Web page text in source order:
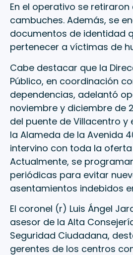
En el operativo se
cambuches. Además, se
documentos de identidad
pertenecer a víctimas de
Cabe destacar que la
Público, en coordinación
dependencias, adelantó
noviembre y diciembre de
del puente de Villacentro y
la Alameda de la Avenida
intervino con toda la
Actualmente, se
periódicas para evitar
asentamientos indebidos
El coronel (r) Luis Ángel
asesor de la Alta
Seguridad Ciudadana,
gerentes de los centros